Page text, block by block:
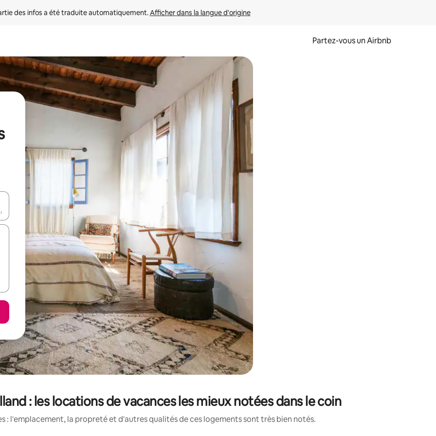
des infos a été traduite automatiquement. Afficher dans la langue d'origine
Partez-vous un Airbnb
les flèches vers le haut et vers le bas, ou en appuyant dessus et en les faisant glisser.
: les locations de vacances les mieux notées dans le coin
: l'emplacement, la propreté et d'autres qualités de ces logements sont très bien notés.